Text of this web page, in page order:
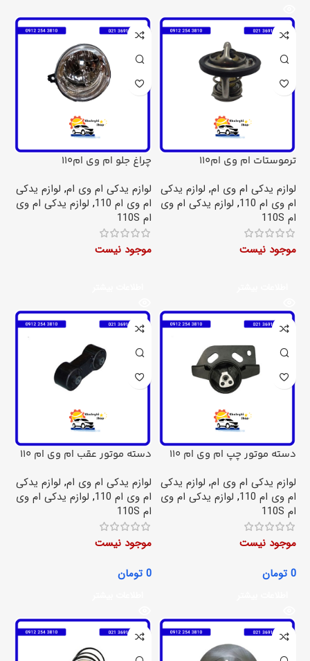
ترموستات ام وی ام110
لوازم یدکی ام وی ام, لوازم یدکی
ام وی ام 110
, لوازم یدکی ام وی
ام 110S
موجود نیست
چراغ جلو ام وی ام110
لوازم یدکی ام وی ام, لوازم یدکی
ام وی ام 110
, لوازم یدکی ام وی
ام 110S
موجود نیست
دسته موتور چپ ام وی ام 110
لوازم یدکی ام وی ام, لوازم یدکی
ام وی ام 110
, لوازم یدکی ام وی
ام 110S
موجود نیست
0 تومان
دسته موتور عقب ام وی ام 110
لوازم یدکی ام وی ام, لوازم یدکی
ام وی ام 110
, لوازم یدکی ام وی
ام 110S
موجود نیست
0 تومان